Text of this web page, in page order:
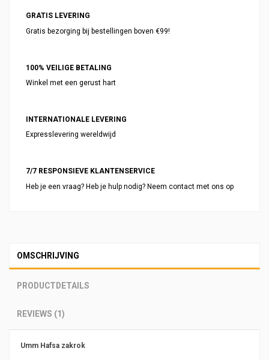
GRATIS LEVERING
Gratis bezorging bij bestellingen boven €99!
100% VEILIGE BETALING
Winkel met een gerust hart
INTERNATIONALE LEVERING
Expresslevering wereldwijd
7/7 RESPONSIEVE KLANTENSERVICE
Heb je een vraag? Heb je hulp nodig? Neem contact met ons op
OMSCHRIJVING
PRODUCTDETAILS
REVIEWS (1)
Umm Hafsa zakrok